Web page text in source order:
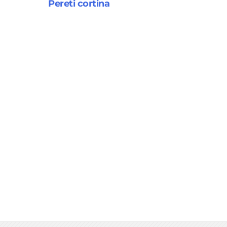
Pereti cortina